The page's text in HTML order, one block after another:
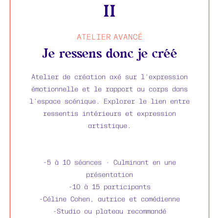
II
ATELIER AVANCÉ
Je ressens donc je créé
Atelier de création axé sur l'expression
émotionnelle et le rapport au corps dans
l'espace scénique. Explorer le lien entre
ressentis intérieurs et expression
artistique.
-5 à 10 séances · Culminant en une
présentation
-10 à 15 participants
-Céline Cohen, autrice et comédienne
-Studio ou plateau recommandé